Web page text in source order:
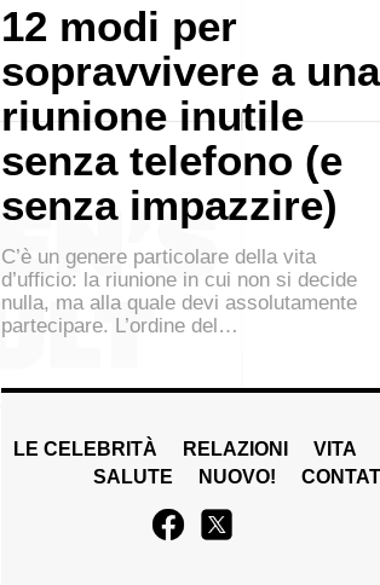
12 modi per
sopravvivere a una
riunione inutile
senza telefono (e
senza impazzire)
C’è un genere particolare della vita
d’ufficio: la riunione in cui non si decide
nulla, ma alla quale devi assolutamente
partecipare. L’ordine del…
LE CELEBRITÀ RELAZIONI
VITA
SALUTE
NUOVO!